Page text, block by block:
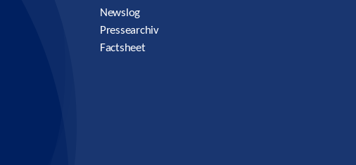
Newslog
Pressearchiv
Factsheet